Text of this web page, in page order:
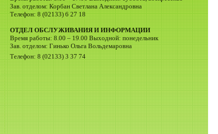
Зав. отделом: Корбан Светлана Александровна
Телефон: 8 (02133) 6 27 18
ОТДЕЛ ОБСЛУЖИВАНИЯ И ИНФОРМАЦИИ
Время работы: 8.00 – 19.00 Выходной: понедельник
Зав. отделом: Гинько Ольга Вольдемаровна
Телефон: 8 (02133) 3 37 74